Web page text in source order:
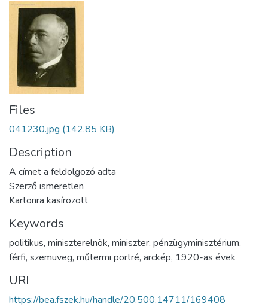
Files
041230.jpg (142.85 KB)
Description
A címet a feldolgozó adta
Szerző ismeretlen
Kartonra kasírozott
Keywords
politikus, miniszterelnök, miniszter, pénzügyminisztérium,
férfi, szemüveg, műtermi portré, arckép, 1920-as évek
URI
https://bea.fszek.hu/handle/20.500.14711/169408